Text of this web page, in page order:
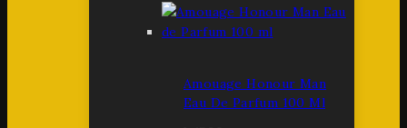
Amouage Honour Man
Eau De Parfum 100 Ml